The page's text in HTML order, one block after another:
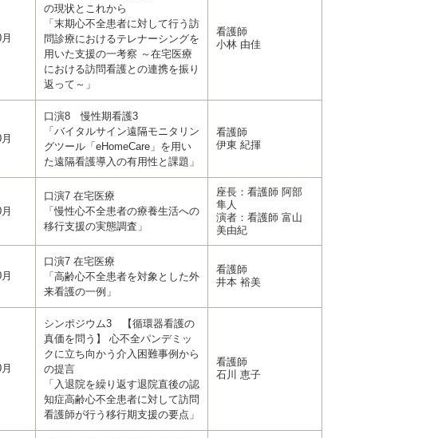
の現状とこれから
「末期心不全患者に対して行う訪
問診療におけるテレナーシングを
用いた支援の一考察 ～在宅医療
における訪問看護との連携を振り
返って～」
看護師
小林 由佳
口演8 慢性期看護3
「バイタルサイン遠隔モニタリン
グツール「eHomeCare」を用い
た遠隔看護導入の有用性と課題」
看護師
伊東 紀揮
口演7 在宅医療
「慢性心不全患者の療養生活への
移行支援の実態調査」
座長：看護師 阿部
隼人
演者：看護師 富山
美由紀
口演7 在宅医療
「高齢心不全患者を対象とした外
来看護の一例」
看護師
井本 裕美
シンポジウム3 【循環器看護の
真価を問う】 心不全パンデミッ
クに立ち向かう介入困難事例から
の提言
「入退院を繰り返す退院直後の認
知症高齢心不全患者に対して訪問
看護師が行う移行期支援の要点」
看護師
石川 恵子